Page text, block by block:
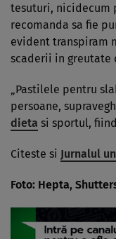
tesuturi, nicidecum
recomanda sa fie
evident transpiram
scaderii in greutate
„Pastilele pentru
persoane,
dieta si sportul,
Citeste si Jurnalul
Foto: Hepta,